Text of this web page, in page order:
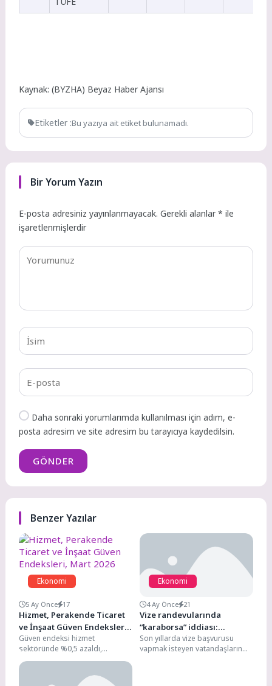
Kaynak: (BYZHA) Beyaz Haber Ajansı
Etiketler :Bu yazıya ait etiket bulunamadı.
Bir Yorum Yazın
E-posta adresiniz yayınlanmayacak. Gerekli alanlar* ile
işaretlenmişlerdir
Daha sonraki yorumlarımda kullanılması için adım, e-
posta adresim ve site adresim bu tarayıcıya kaydedilsin.
GÖNDER
Benzer Yazılar
Ekonomi
5 Ay Önce 17
Hizmet, Perakende Ticaret
ve İnşaat Güven Endeksleri,
Mart 2026
Güven endeksi hizmet
sektöründe %0,5 azaldı,
perakende ticaret sektöründe
%2,0 azaldı, inşaat sektöründe
%3,9 azaldıMevsim...
Ekonomi
4 Ay Önce 21
Vize randevularında
“karaborsa” iddiası:
Şikayetler yüzde 38 arttı
Son yıllarda vize başvurusu
yapmak isteyen vatandaşların